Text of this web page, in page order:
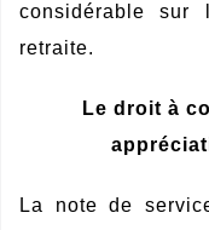
considérable
retraite.
Le droit à
La note de